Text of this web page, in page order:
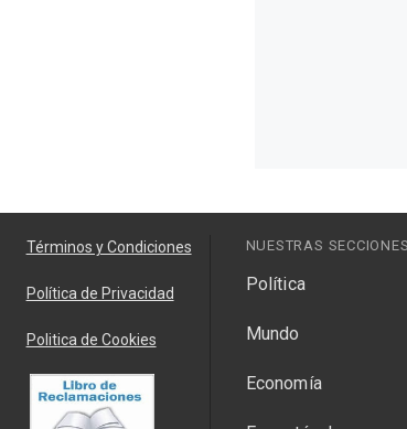
Términos y Condiciones
Política de Privacidad
Politica de Cookies
NUESTRAS SECCIONES
Política
Mundo
Economía